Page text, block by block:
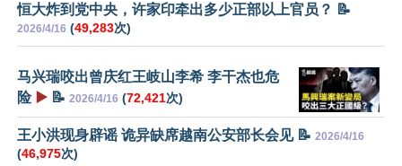
恒大炸到党中央，许家印牵出多少正部以上官员？ 📝
2026/4/16 (49,283次)
马兴瑞咬出曾庆红王岐山李希 李干杰也危
险 ▶️ 📝 2026/4/16 (72,421次)
王小洪现身辟谣 诡异缺席越南公安部长会见 📝 2026/4/16
(46,975次)